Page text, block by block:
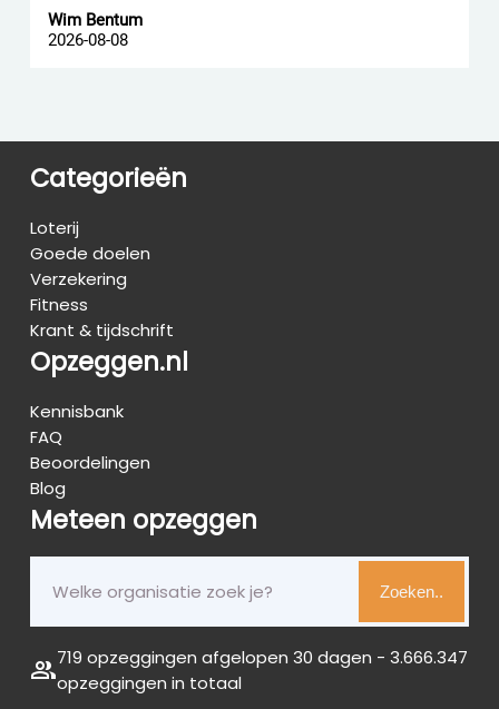
Wim Bentum
2026-08-08
Categorieën
Loterij
Goede doelen
Verzekering
Fitness
Krant & tijdschrift
Opzeggen.nl
Kennisbank
FAQ
Beoordelingen
Blog
Meteen opzeggen
Zoeken..
group719 opzeggingen afgelopen 30 dagen - 3.666.347
opzeggingen in totaal